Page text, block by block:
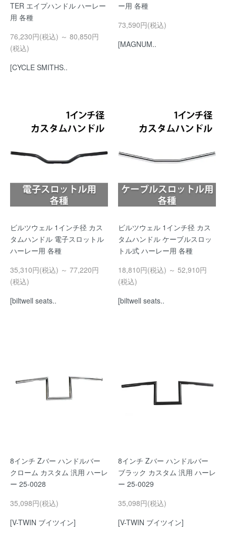
TER エイプハンドル ハーレー
用 各種
76,230円(税込) ～ 80,850円
(税込)
[CYCLE SMITHS..
ー用 各種
73,590円(税込)
[MAGNUM..
ビルツウェル 1インチ径 カス
タムハンドル 電子スロットル
ハーレー用 各種
35,310円(税込) ～ 77,220円
(税込)
[biltwell seats..
ビルツウェル 1インチ径 カス
タムハンドル ケーブルスロッ
トル式 ハーレー用 各種
18,810円(税込) ～ 52,910円
(税込)
[biltwell seats..
8インチ Zバー ハンドルバー
クローム カスタム 汎用 ハーレ
ー 25-0028
35,098円(税込)
[V-TWIN ブイツイン]
8インチ Zバー ハンドルバー
ブラック カスタム 汎用 ハーレ
ー 25-0029
35,098円(税込)
[V-TWIN ブイツイン]